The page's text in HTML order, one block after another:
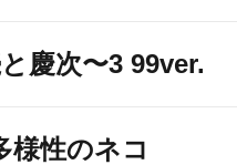
慶次〜3 99ver.
様性のネコ